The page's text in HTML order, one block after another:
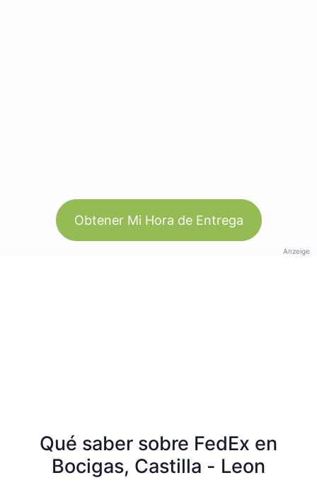
Obtener Mi Hora de Entrega
Anzeige
Qué saber sobre FedEx en
Bocigas, Castilla - Leon